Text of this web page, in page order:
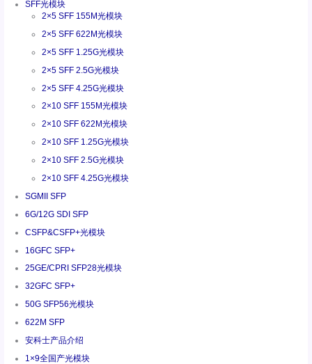
SFF光模块
2×5 SFF 155M光模块
2×5 SFF 622M光模块
2×5 SFF 1.25G光模块
2×5 SFF 2.5G光模块
2×5 SFF 4.25G光模块
2×10 SFF 155M光模块
2×10 SFF 622M光模块
2×10 SFF 1.25G光模块
2×10 SFF 2.5G光模块
2×10 SFF 4.25G光模块
SGMII SFP
6G/12G SDI SFP
CSFP&CSFP+光模块
16GFC SFP+
25GE/CPRI SFP28光模块
32GFC SFP+
50G SFP56光模块
622M SFP
安科士产品介绍
1×9全国产光模块